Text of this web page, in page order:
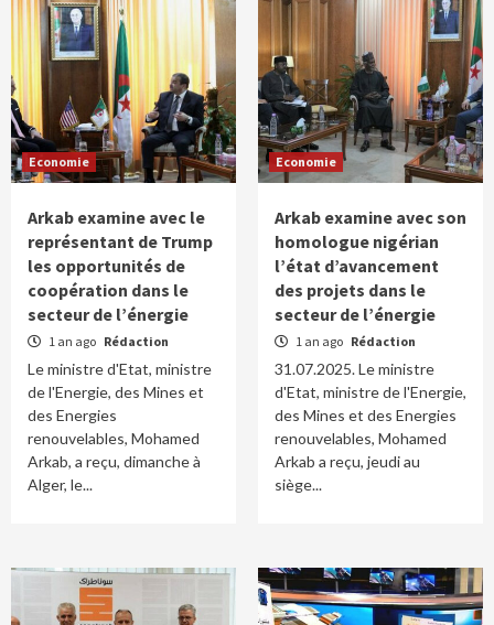
Economie
Arkab examine avec le
représentant de Trump
les opportunités de
coopération dans le
secteur de l’énergie
1 an ago Rédaction
Le ministre d'Etat, ministre
de l'Energie, des Mines et
des Energies
renouvelables, Mohamed
Arkab, a reçu, dimanche à
Alger, le...
Economie
Arkab examine avec son
homologue nigérian
l’état d’avancement
des projets dans le
secteur de l’énergie
1 an ago Rédaction
31.07.2025. Le ministre
d'Etat, ministre de l'Energie,
des Mines et des Energies
renouvelables, Mohamed
Arkab a reçu, jeudi au
siège...